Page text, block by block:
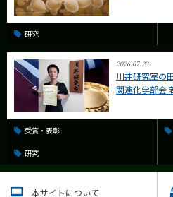
研究
2026.07.23
川井研究室の
関連化学部会
受賞・表彰
研究
本サイトについて